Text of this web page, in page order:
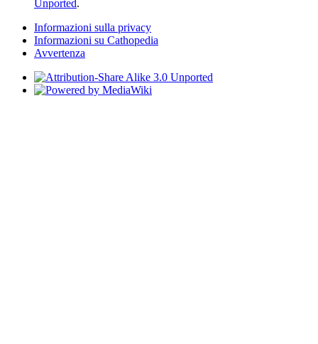
Unported.
Informazioni sulla privacy
Informazioni su Cathopedia
Avvertenza